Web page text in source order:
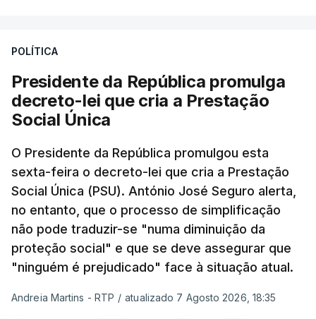
POLÍTICA
Presidente da República promulga
decreto-lei que cria a Prestação
Social Única
O Presidente da República promulgou esta
sexta-feira o decreto-lei que cria a Prestação
Social Única (PSU). António José Seguro alerta,
no entanto, que o processo de simplificação
não pode traduzir-se "numa diminuição da
proteção social" e que se deve assegurar que
"ninguém é prejudicado" face à situação atual.
Andreia Martins - RTP / atualizado 7 Agosto 2026, 18:35